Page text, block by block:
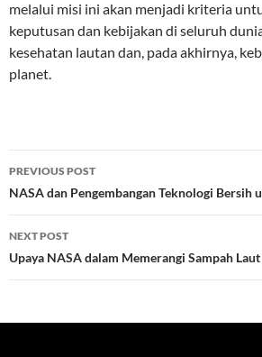
melalui misi ini akan menjadi kriteria
keputusan dan kebijakan di seluruh
kesehatan lautan dan, pada akhirnya,
planet.
Post
navigation
PREVIOUS POST
NASA dan Pengembangan Teknologi Bersih
NEXT POST
Upaya NASA dalam Memerangi Sampah Laut